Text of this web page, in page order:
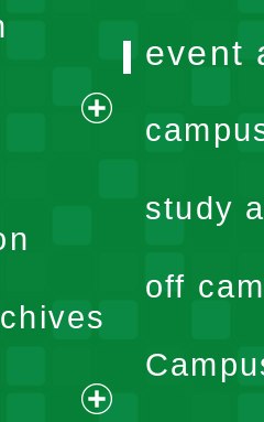
expand
menu
event
study
off